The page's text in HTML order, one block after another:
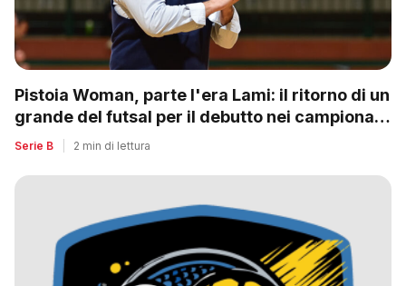
Pistoia Woman, parte l'era Lami: il ritorno di un
grande del futsal per il debutto nei campionati
nazionali
Serie B 2 min di lettura